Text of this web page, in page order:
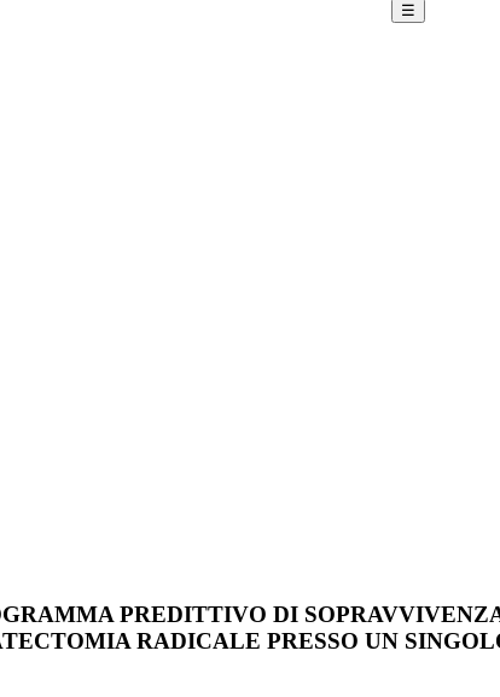
☰
PREDITTIVO DI
RADICALE PRESSO UN